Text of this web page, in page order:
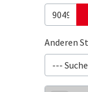
Anderen